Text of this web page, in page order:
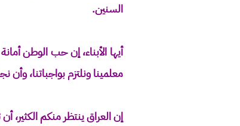
السنين.
أيها الأبناء، إن حب الوطن
معلمينا ونلتزم بواجباتنا،
إن العراق ينتظر منكم الكثير،